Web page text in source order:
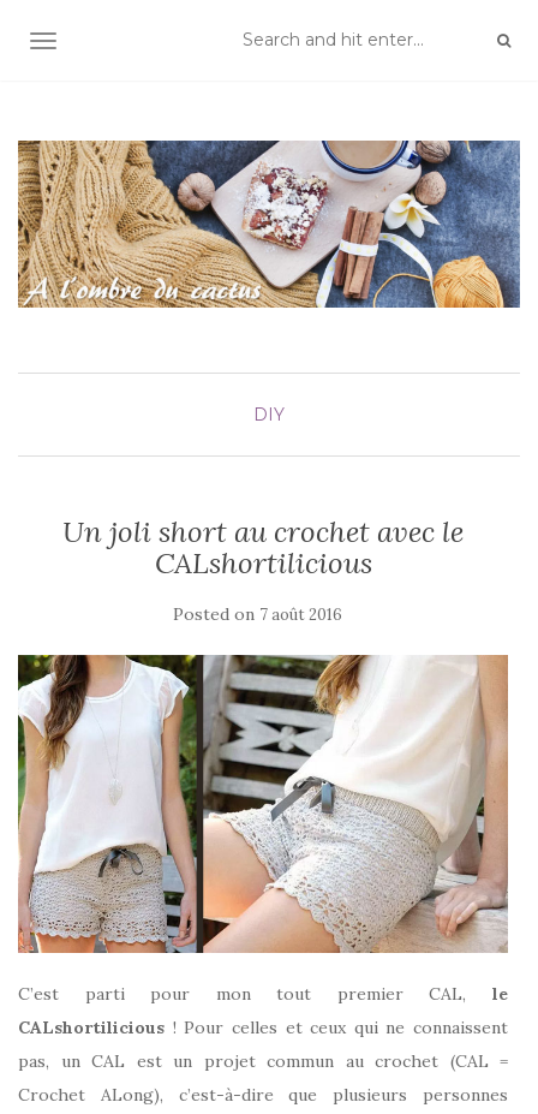
TOGGLE NAVIGATION
DIY
Un joli short au crochet avec le
CALshortilicious
Posted on 7 août 2016
C’est parti pour mon tout premier CAL, le
CALshortilicious ! Pour celles et ceux qui ne connaissent
pas, un CAL est un projet commun au crochet (CAL =
Crochet ALong), c’est-à-dire que plusieurs personnes